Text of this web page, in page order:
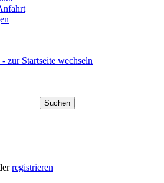
Suchen
registrieren